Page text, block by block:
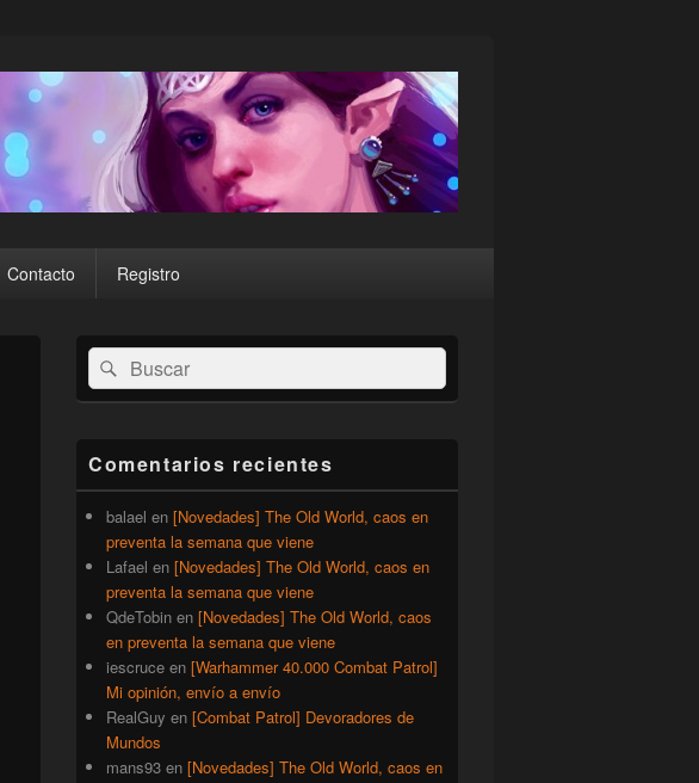
Contacto Registro
El
área
de
lateral
primaria
Buscar
por:
Buscar
Comentarios recientes
balael en [Novedades] The Old World, caos en
preventa la semana que viene
Lafael en [Novedades] The Old World, caos en
preventa la semana que viene
QdeTobin en [Novedades] The Old World, caos
en preventa la semana que viene
iescruce en [Warhammer 40.000 Combat Patrol]
Mi opinión, envío a envío
RealGuy en [Combat Patrol] Devoradores de
Mundos
mans93 en [Novedades] The Old World, caos en